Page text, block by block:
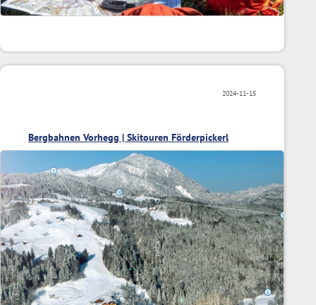
2024-11-15
Bergbahnen Vorhegg | Skitouren Förderpickerl